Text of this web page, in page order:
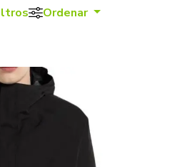
Ordenar